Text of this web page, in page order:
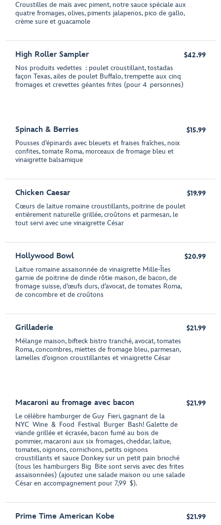
Croustilles de maïs avec piment, notre sauce spéciale aux
quatre fromages, olives, piments jalapenos, pico de gallo,
crème sure et guacamole
High Roller Sampler
Nos produits vedettes : poulet croustillant, tostadas
façon Texas, ailes de poulet Buffalo, trempette aux cinq
fromages et crevettes géantes frites (pour 4 personnes)
$42.99
Spinach & Berries
Pousses d’épinards avec bleuets et fraises fraîches, noix
confites, tomate Roma, morceaux de fromage bleu et
vinaigrette balsamique
$15.99
Chicken Caesar
Cœurs de laitue romaine croustillants, poitrine de poulet
entièrement naturelle grillée, croûtons et parmesan, le
tout servi avec une vinaigrette César
$19.99
Hollywood Bowl
Laitue romaine assaisonnée de vinaigrette Mille-Îles
garnie de poitrine de dinde rôtie maison, de bacon, de
fromage suisse, d’œufs durs, d’avocat, de tomates Roma,
de concombre et de croûtons
$20.99
Grilladerie
Mélange maison, bifteck bistro tranché, avocat, tomates
Roma, concombres, miettes de fromage bleu, parmesan,
lamelles d’oignon croustillantes et vinaigrette César
$21.99
Macaroni au fromage avec bacon
Le célèbre hamburger de Guy Fieri, gagnant de la
NYC Wine & Food Festival Burger Bash! Galette de
viande grillée et écrasée, bacon fumé au bois de
pommier, macaroni aux six fromages, cheddar, laitue,
tomates, oignons, cornichons, petits oignons
croustillants et sauce Donkey sur un petit pain brioché
(tous les hamburgers Big Bite sont servis avec des frites
assaisonnées) (ajoutez une salade maison ou une salade
César en accompagnement pour 7,99 $).
$21.99
Prime Time American Kobe $21.99